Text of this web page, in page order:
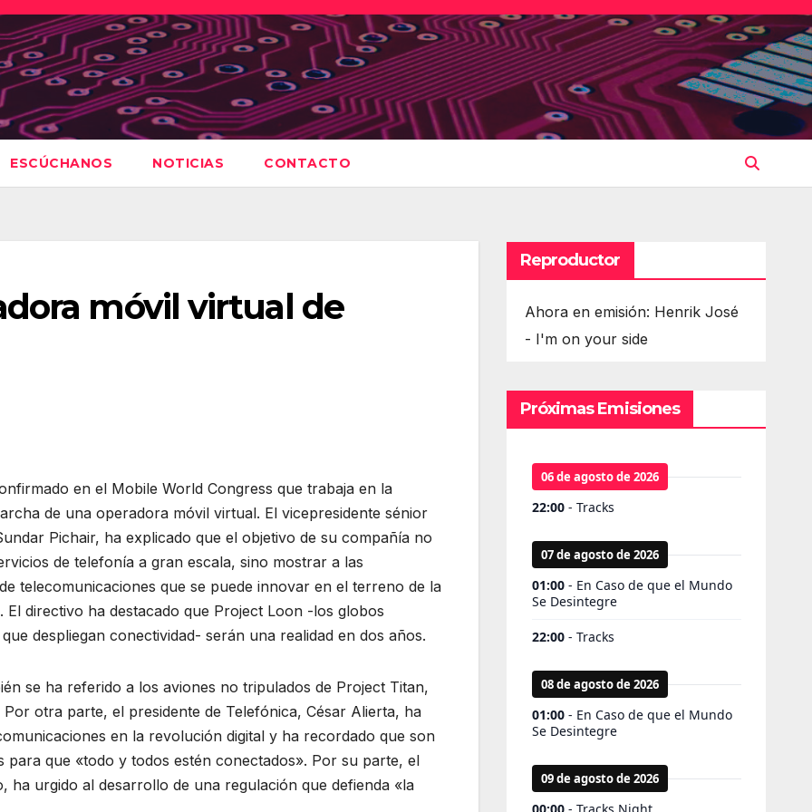
ESCÚCHANOS NOTICIAS CONTACTO
móvil virtual de
en el Mobile World Congress que trabaja en la
de una operadora móvil virtual. El vicepresidente sénior
Pichair, ha explicado que el objetivo de su compañía no
de telefonía a gran escala, sino mostrar a las
telecomunicaciones que se puede innovar en el terreno de la
El directivo ha destacado que Project Loon -los globos
despliegan conectividad- serán una realidad en dos años.
se ha referido a los aviones no tripulados de Project Titan,
otra parte, el presidente de Telefónica, César Alierta, ha
en la revolución digital y ha recordado que son
para que «todo y todos estén conectados». Por su parte, el
ha urgido al desarrollo de una regulación que defienda «la
Reproductor
Ahora en emisión: Henrik José
- I'm on your side
Próximas Emisiones